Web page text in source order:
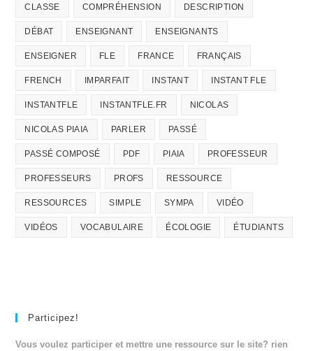
CLASSE COMPRÉHENSION DESCRIPTION
DÉBAT ENSEIGNANT ENSEIGNANTS
ENSEIGNER FLE FRANCE FRANÇAIS
FRENCH IMPARFAIT INSTANT INSTANT FLE
INSTANTFLE INSTANTFLE.FR NICOLAS
NICOLAS PIAIA PARLER PASSÉ
PASSÉ COMPOSÉ PDF PIAIA PROFESSEUR
PROFESSEURS PROFS RESSOURCE
RESSOURCES SIMPLE SYMPA VIDÉO
VIDÉOS VOCABULAIRE ÉCOLOGIE ÉTUDIANTS
Participez!
Vous voulez participer et mettre une ressource sur le site? rien